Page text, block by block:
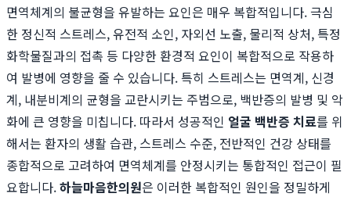
면역체계의 불균형을 유발하는 요인은 매우 복합적입니다. 극심
한 정신적 스트레스, 유전적 소인, 자외선 노출, 물리적 상처, 특정
화학물질과의 접촉 등 다양한 환경적 요인이 복합적으로 작용하
여 발병에 영향을 줄 수 있습니다. 특히 스트레스는 면역계, 신경
계, 내분비계의 균형을 교란시키는 주범으로, 백반증의 발병 및 악
화에 큰 영향을 미칩니다. 따라서 성공적인 얼굴 백반증 치료를 위
해서는 환자의 생활 습관, 스트레스 수준, 전반적인 건강 상태를
종합적으로 고려하여 면역체계를 안정시키는 통합적인 접근이 필
요합니다.하늘마음한의원은 이러한 복합적인 원인을 정밀하게